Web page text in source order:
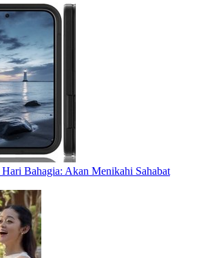
Bahagia: Akan Menikahi Sahabat